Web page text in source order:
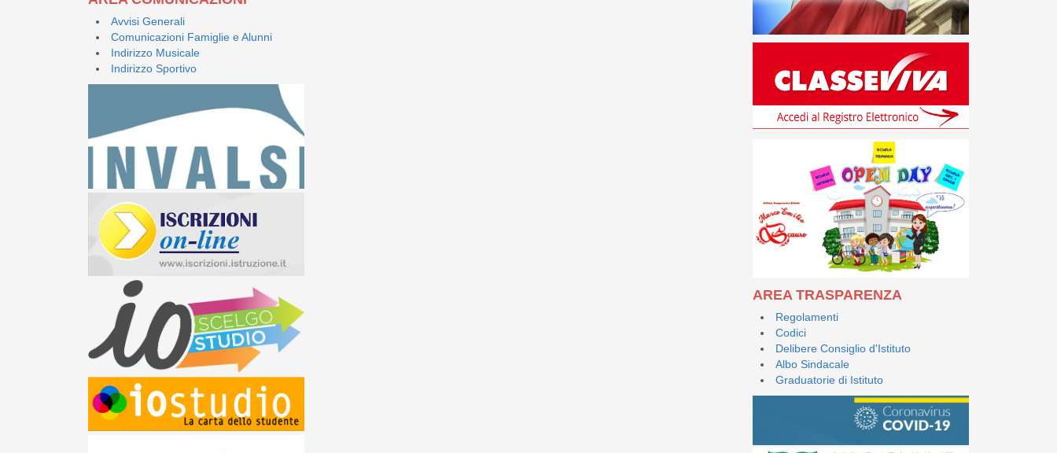
Avvisi Generali
Comunicazioni Famiglie e Alunni
Indirizzo Musicale
Indirizzo Sportivo
AREA TRASPARENZA
Regolamenti
Codici
Delibere Consiglio d'Istituto
Albo Sindacale
Graduatorie di Istituto